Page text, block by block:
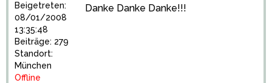
Beigetreten:
08/01/2008
13:35:48
Beiträge: 279
Standort:
München
Offline
Danke Danke Danke!!!